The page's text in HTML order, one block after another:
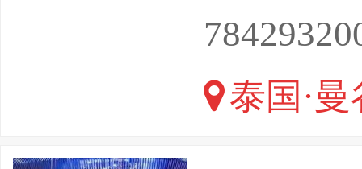
察机会
泰国·曼